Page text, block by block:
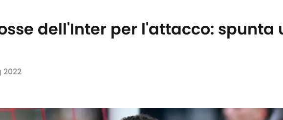
dell'Inter per l'attacco:
2022